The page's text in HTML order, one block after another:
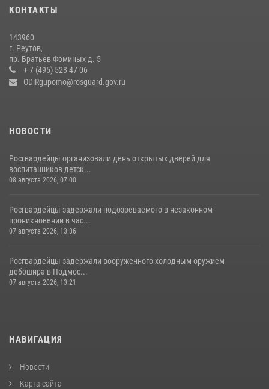
18 июля 2026, 07:03
сотрудников спецподразделений в преодолении полосы
препятствий со стрельбой
14 июля 2026, 15:13
КОНТАКТЫ
143960
г. Реутов,
пр. Братьев Фоминых д. 5
+ 7 (495) 528-47-06
ODiRgupomo@rosguard.gov.ru
НОВОСТИ
Росгвардейцы организовали день открытых дверей для
воспитанников детск...
08 августа 2026, 07:00
Росгвардейцы задержали подозреваемого в незаконном
проникновении в час...
07 августа 2026, 13:36
Росгвардейцы задержали вооруженного холодным оружием
дебошира в Подмос...
07 августа 2026, 13:21
НАВИГАЦИЯ
Новости
Карта сайта